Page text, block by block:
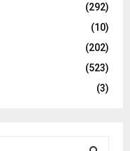
(292)
(10)
(202)
(523)
(3)